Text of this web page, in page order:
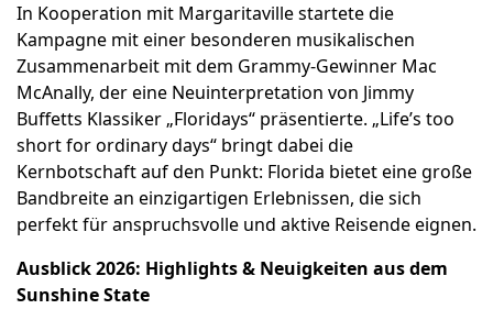
In Kooperation mit Margaritaville startete die
Kampagne mit einer besonderen musikalischen
Zusammenarbeit mit dem Grammy-Gewinner Mac
McAnally, der eine Neuinterpretation von Jimmy
Buffetts Klassiker „Floridays“ präsentierte. „Life’s too
short for ordinary days“ bringt dabei die
Kernbotschaft auf den Punkt: Florida bietet eine große
Bandbreite an einzigartigen Erlebnissen, die sich
perfekt für anspruchsvolle und aktive Reisende eignen.
Ausblick 2026: Highlights & Neuigkeiten aus dem
Sunshine State